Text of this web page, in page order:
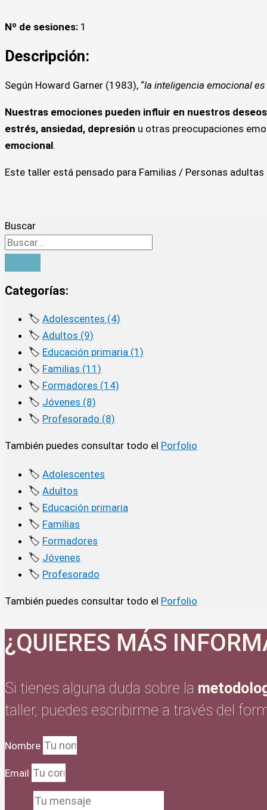
Nº de sesiones: 1
Descripción:
Según Howard Garner (1983), “la inteligencia emocional
Nuestras emociones pueden influir en nuestros
estrés, ansiedad, depresión u otras preocupaciones
emocional.
Este taller está pensado para Familias / Personas
Buscar
Categorías:
🏷️ Adolescentes (4)
🏷️ Adultos (9)
🏷️ Educación primaria (1)
🏷️ Familias (11)
🏷️ Formadores (14)
🏷️ Jóvenes (8)
🏷️ Profesorado (8)
También puedes consultar todo el Porfolio
🏷️ Adolescentes
🏷️ Adultos
🏷️ Educación primaria
🏷️ Familias
🏷️ Formadores
🏷️ Jóvenes
🏷️ Profesorado
También puedes consultar todo el Porfolio
¿QUIERES MÁS
Si tienes alguna duda sobre la
taller, puedes escribirme a través del
Nombre
Email